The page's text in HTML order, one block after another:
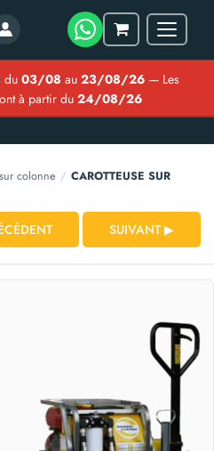
Mon
Menu
du 03/08 au 23/08/26— Les
à partir du 24/08/26
colonne / CAROTTEUSE SUR
SUIVANT ▶